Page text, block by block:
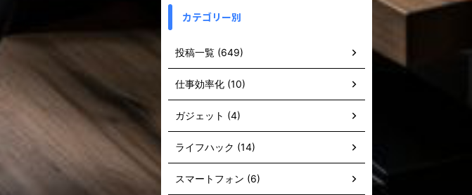
カテゴリー別
投稿一覧 (649)
仕事効率化 (10)
ガジェット (4)
ライフハック (14)
スマートフォン (6)